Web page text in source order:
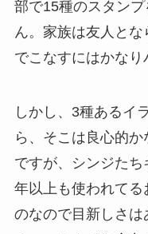
部で15種のスタン
ん。家族は友人と
でこなすにはかなり
しかし、3種あるイ
ら、そこは良心的
ですが、シンジた
年以上も使われてる
のなので目新しさ